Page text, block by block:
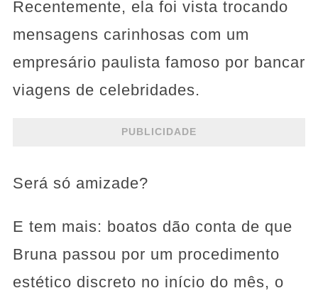
Recentemente, ela foi vista trocando
mensagens carinhosas com um
empresário paulista famoso por bancar
viagens de celebridades.
PUBLICIDADE
Será só amizade?
E tem mais: boatos dão conta de que
Bruna passou por um procedimento
estético discreto no início do mês, o